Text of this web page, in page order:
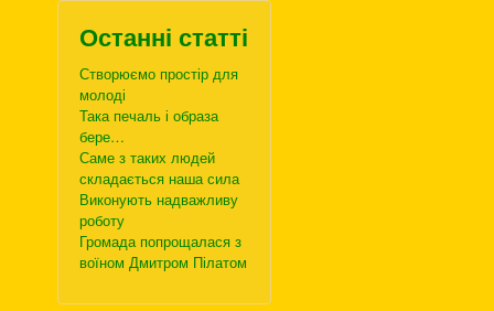
Останні статті
Створюємо простір для
молоді
Така печаль і образа
бере…
Саме з таких людей
складається наша сила
Виконують надважливу
роботу
Громада попрощалася з
воїном Дмитром Пілатом